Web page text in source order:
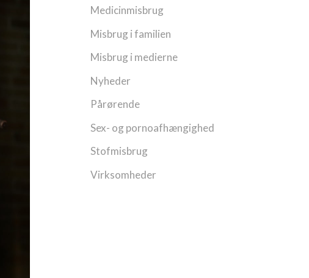
Medicinmisbrug
Misbrug i familien
Misbrug i medierne
Nyheder
Pårørende
Sex- og pornoafhængighed
Stofmisbrug
Virksomheder